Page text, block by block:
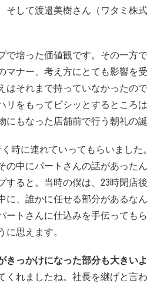
して渡邉美樹さん（ワタミ株
培った価値観です。その一方
マナー、考え方にとても影響を
はそれまで持っていなかったの
をもってビシッとするところ
もなった店舗前で行う朝礼の
時に連れていってもらいました
中にパートさんの話があった
ると。当時の僕は、23時閉店
、誰かに任せる部分があるな
トさんに仕込みを手伝っても
思えます。
っかけになった部分も大きいよ
くれましたね。社長を継げと言